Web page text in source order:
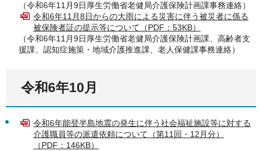
（令和6年11月9日厚生労働省老健局介護保険計画課事務連絡）
令和6年11月8日からの大雨による災害に伴う被災者に係る
被保険者証の提示等について（PDF：53KB）
（令和6年11月9日厚生労働省老健局介護保険計画課、高齢者支
援課、認知症施策・地域介護推進課、老人保健課事務連絡）
令和6年10月
令和6年能登半島地震の発生に伴う社会福祉施設等に対する
介護職員等の派遣依頼について（第11回・12月分）
（PDF：146KB）